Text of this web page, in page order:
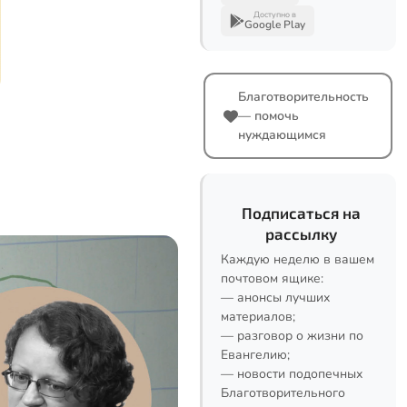
Доступно в
Google Play
Благотворительность
— помочь
нуждающимся
Подписаться на
рассылку
Каждую неделю в вашем
почтовом ящике:
— анонсы лучших
материалов;
— разговор о жизни по
Евангелию;
— новости подопечных
Благотворительного